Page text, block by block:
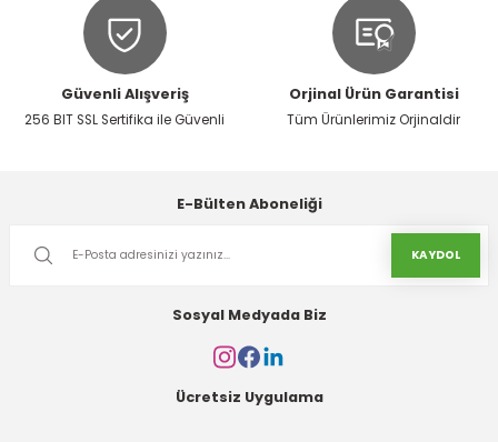
Güvenli Alışveriş
256 BIT SSL Sertifika ile Güvenli
Orjinal Ürün Garantisi
Tüm Ürünlerimiz Orjinaldir
E-Bülten Aboneliği
KAYDOL
Sosyal Medyada Biz
Ücretsiz Uygulama